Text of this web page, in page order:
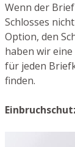
Wenn der
Schlosses
Option, den
haben wir
für jeden
finden.